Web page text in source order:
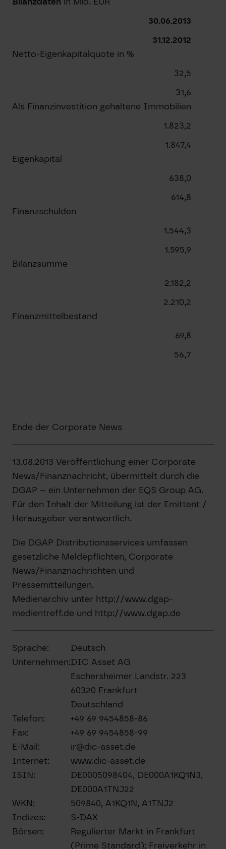
30.06.2013
31.12.2012
Netto-Eigenkapitalquote in %
32,5
31,6
Als Finanzinvestition gehaltene Immobilien
1.823,2
1.847,4
Eigenkapital
638,0
614,8
Finanzschulden
1.544,3
1.595,9
Bilanzsumme
2.182,2
2.210,2
Finanzmittelbestand
69,8
56,7
Ende der Corporate News
13.08.2013 Veröffentlichung einer Corporate
News/Finanznachricht, übermittelt durch die
DGAP – ein Unternehmen der EQS Group AG.
Für den Inhalt der Mitteilung ist der Emittent /
Herausgeber verantwortlich.
Die DGAP Distributionsservices umfassen
gesetzliche Meldepflichten, Corporate
News/Finanznachrichten und
Pressemitteilungen.
Medienarchiv unter http://www.dgap-
medientreff.de und http://www.dgap.de
Sprache:
Deutsch
Unternehmen:DIC Asset AG
Eschersheimer Landstr. 223
60320 Frankfurt
Deutschland
Telefon:
+49 69 9454858-86
Fax:
+49 69 9454858-99
E-Mail:
ir@dic-asset.de
Internet:
www.dic-asset.de
ISIN:
DE0005098404, DE000A1KQ1N3,
DE000A1TNJ22
WKN:
509840, A1KQ1N, A1TNJ2
Indizes:
S-DAX
Börsen:
Regulierter Markt in Frankfurt
(Prime Standard); Freiverkehr in